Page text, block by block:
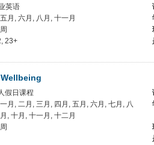
英语
月, 六月, 八月, 十一月
23+
假日课程
月, 二月, 三月, 四月, 五月, 六月, 七月, 八
, 十月, 十一月, 十二月